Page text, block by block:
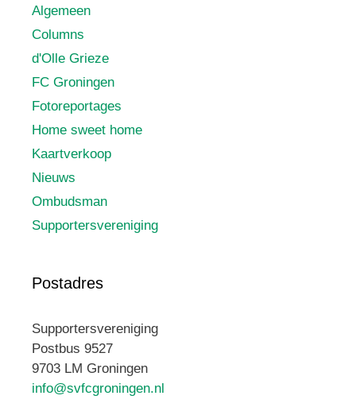
Algemeen
Columns
d'Olle Grieze
FC Groningen
Fotoreportages
Home sweet home
Kaartverkoop
Nieuws
Ombudsman
Supportersvereniging
Postadres
Supportersvereniging
Postbus 9527
9703 LM Groningen
info@svfcgroningen.nl